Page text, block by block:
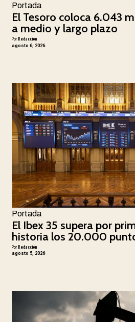
Portada
El Tesoro coloca 6.043
a medio y largo plazo
PorRedacción
agosto 6, 2026
Portada
El Ibex 35 supera por
historia los 20.000
PorRedacción
agosto 5, 2026